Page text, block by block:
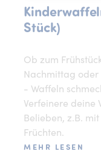
Stück)
Ob zum
Nachmittag
- Waffeln
Verfeinere deine
Belieben, z.B.
Früchten.
MEHR LESEN